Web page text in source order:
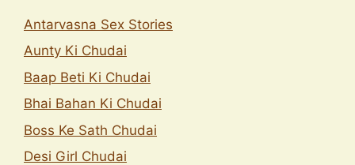
Antarvasna Sex Stories
Aunty Ki Chudai
Baap Beti Ki Chudai
Bhai Bahan Ki Chudai
Boss Ke Sath Chudai
Desi Girl Chudai